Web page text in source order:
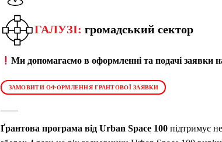
ГАЛУЗІ: громадський сектор
Ми допомагаємо в оформленні та подачі заявки
ЗАМОВИТИ ОФОРМЛЕННЯ ГРАНТОВОЇ ЗАЯВКИ
Ґрантова програма від Urban Space 100 підтримує